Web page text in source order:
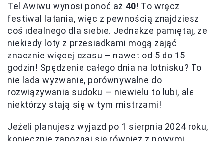
Tel Awiwu wynosi ponoć aż 40! To wręcz
festiwal latania, więc z pewnością znajdziesz
coś idealnego dla siebie. Jednakże pamiętaj, że
niekiedy loty z przesiadkami mogą zająć
znacznie więcej czasu – nawet od 5 do 15
godzin! Spędzenie całego dnia na lotnisku? To
nie lada wyzwanie, porównywalne do
rozwiązywania sudoku — niewielu to lubi, ale
niektórzy stają się w tym mistrzami!
Jeżeli planujesz wyjazd po 1 sierpnia 2024 roku,